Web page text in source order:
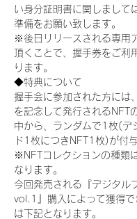
い身分証明書に関しまして
準備をお願い致します。
※後日リリースされる専用
頂くことで、握手券をご利
ります。
◆特典について
握手会に参加された方には
を記念して発行されるNFT
中から、ランダムで1枚(デ
ド1枚につきNFT1枚)が付
※NFTコレクションの種類
なります。
今回発売される『デジタル
vol.1』購入によって獲得で
は下記となります。